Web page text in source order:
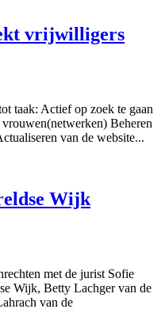
vrijwilligers
taak: Actief op zoek te gaan
Beheren
van de website...
Wijk
met de jurist Sofie
Wijk, Betty Lachger van de
van de